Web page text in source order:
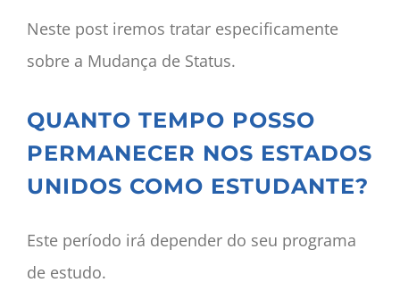
Neste post iremos tratar especificamente
sobre a Mudança de Status.
QUANTO TEMPO POSSO
PERMANECER NOS ESTADOS
UNIDOS COMO ESTUDANTE?
Este período irá depender do seu programa
de estudo.